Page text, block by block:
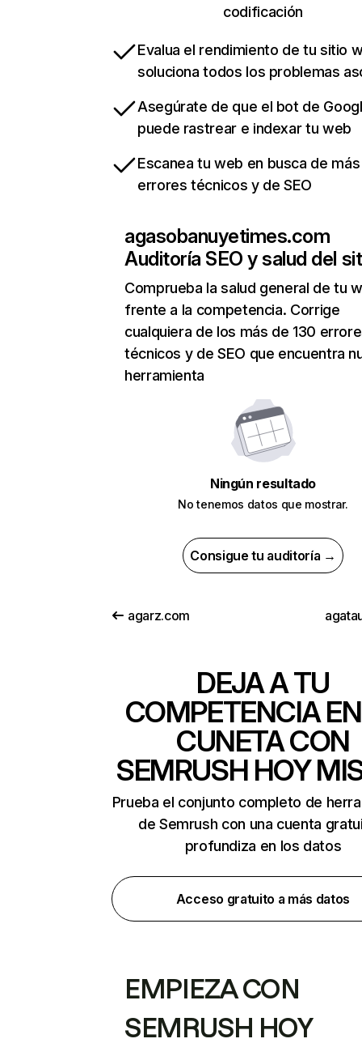
codificación
Evalua el rendimiento de tu sitio
soluciona todos los problemas
Asegúrate de que el bot de
puede rastrear e indexar tu web
Escanea tu web en busca de
errores técnicos y de SEO
agasobanuyetimes.com
Auditoría SEO y salud del
Comprueba la salud general de tu
frente a la competencia. Corrige
cualquiera de los más de 130
técnicos y de SEO que encuentra
herramienta
Ningún resultado
No tenemos datos que mostrar.
Consigue tu auditoría →
agarz.com
DEJA A TU
COMPETENCIA
CUNETA CON
SEMRUSH HOY
Prueba el conjunto completo de
de Semrush con una cuenta
profundiza en los datos
Acceso gratuito a más datos
EMPIEZA CON
SEMRUSH HOY